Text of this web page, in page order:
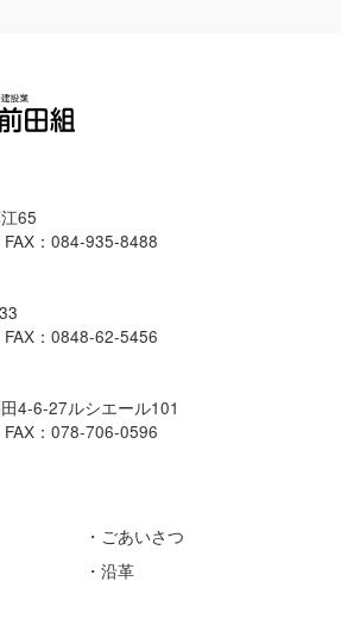
65
：084-935-8488
：0848-62-5456
4-6-27ルシエール101
：078-706-0596
ごあいさつ
沿革